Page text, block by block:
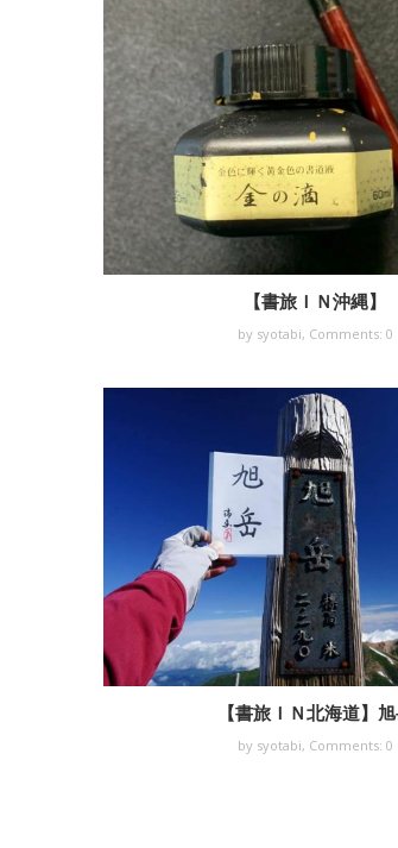
【書旅ＩＮ沖縄】
by syotabi, Comments: 0
【書旅ＩＮ北海道】
by syotabi, Comments: 0